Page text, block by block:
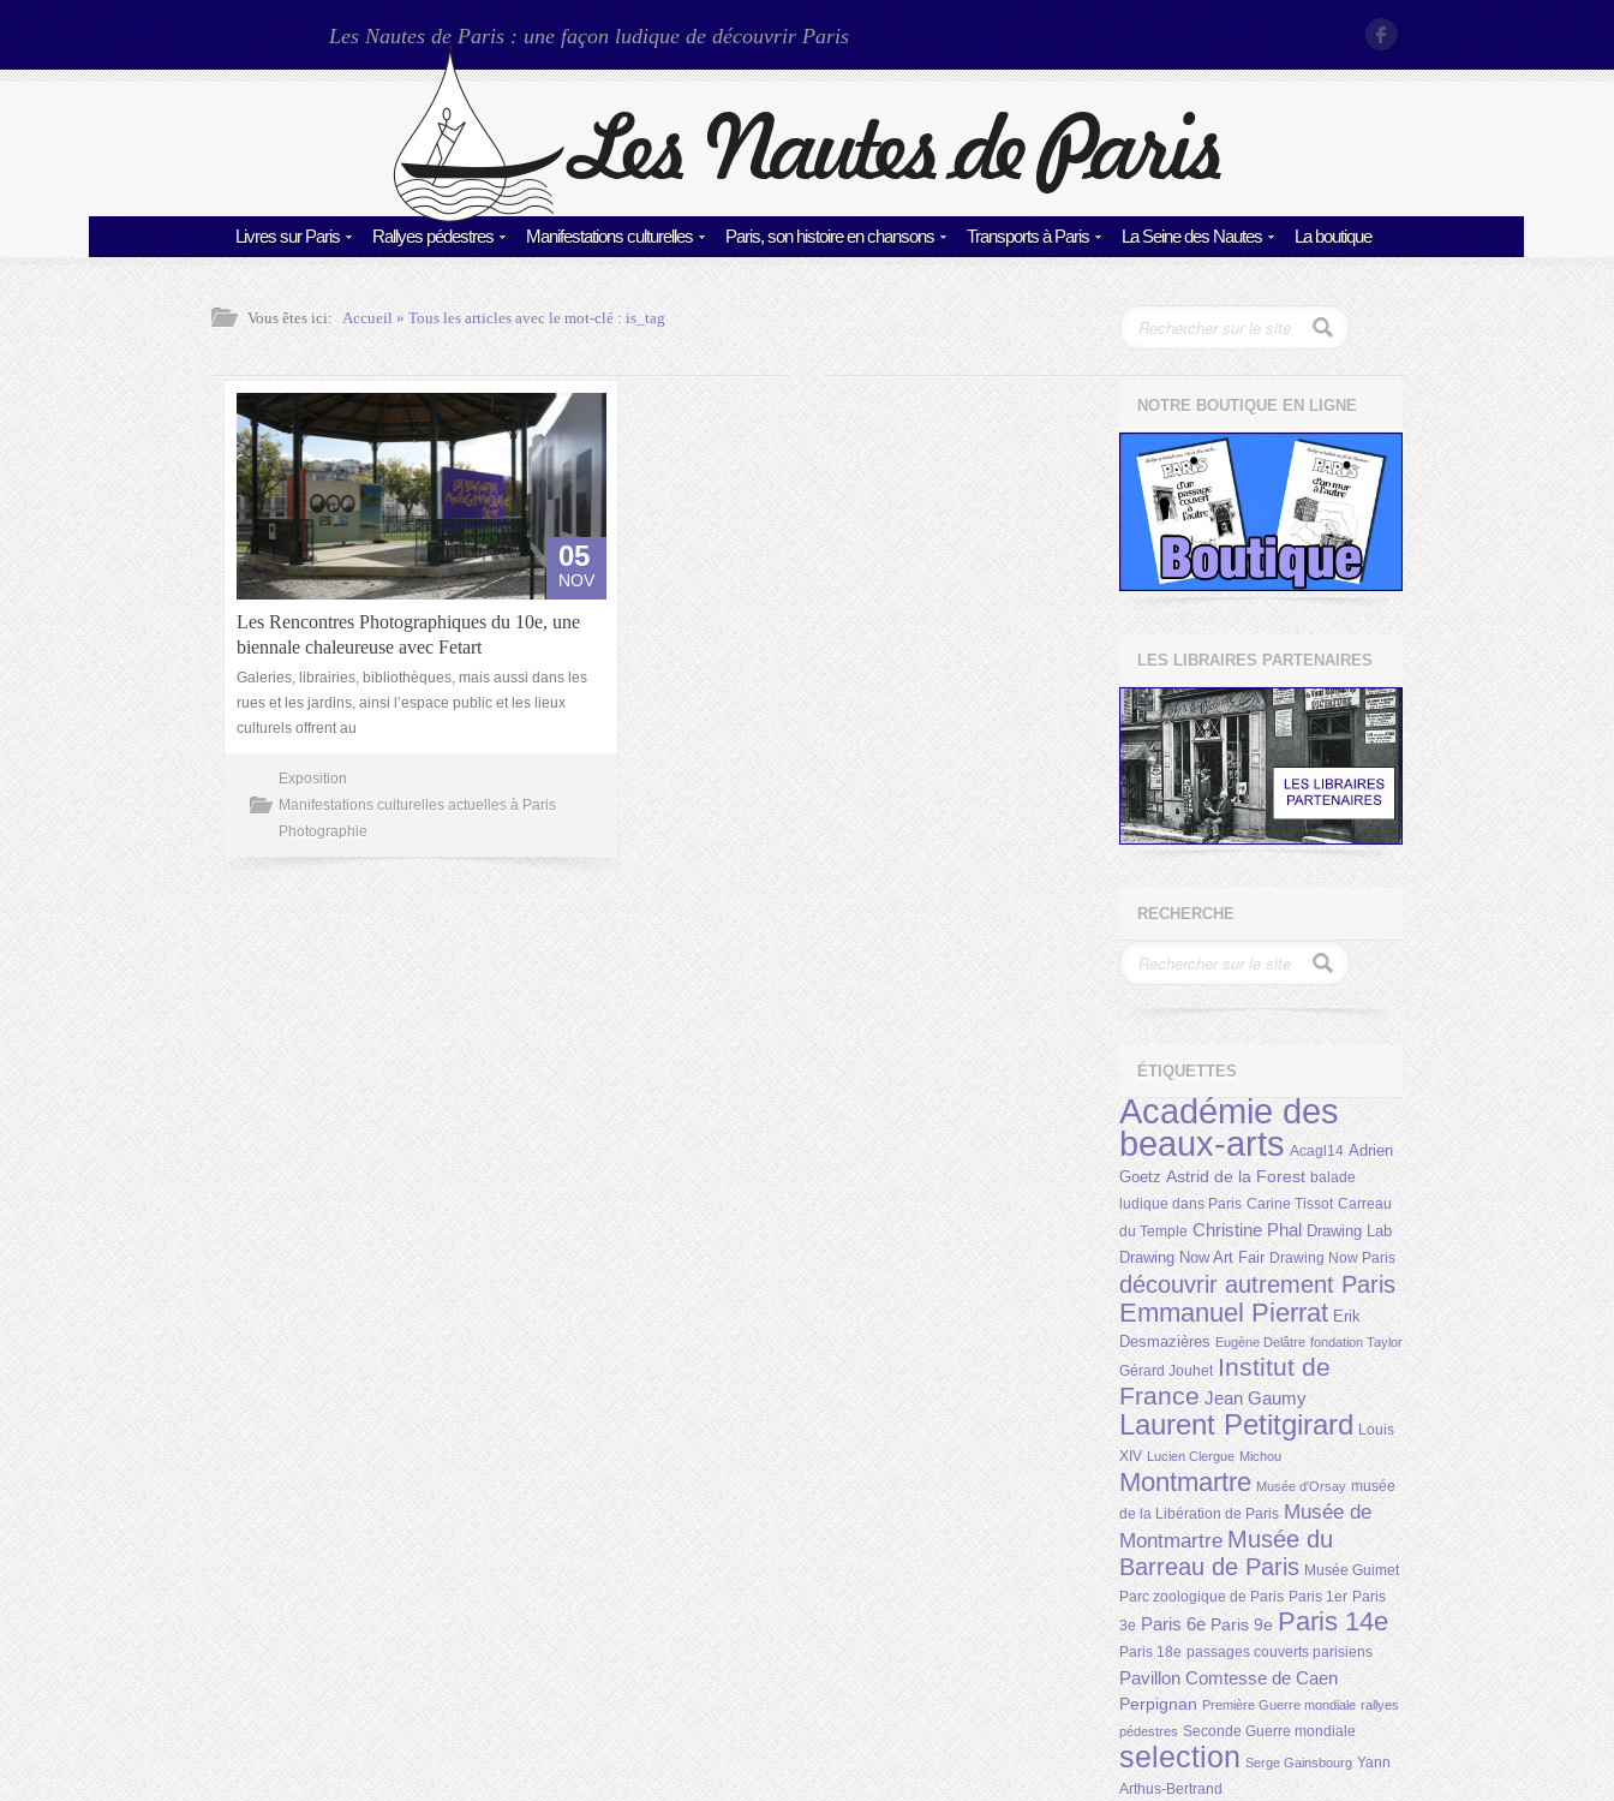
Les Nautes de Paris : une façon ludique de découvrir Paris
Livres sur Paris Rallyes pédestres Manifestations culturelles Paris, son histoire en chansons Transports à Paris La Seine des Nautes La boutique
Vous êtes ici: Accueil» Tous les articles avec le mot-clé :is_tag
05
NOV
Les Rencontres Photographiques du 10e, une
biennale chaleureuse avec Fetart
Galeries, librairies, bibliothèques, mais aussi dans les
rues et les jardins, ainsi l’espace public et les lieux
culturels offrent au
Exposition
Manifestations culturelles actuelles à Paris
Photographie
NOTRE BOUTIQUE EN LIGNE
LES LIBRAIRES PARTENAIRES
RECHERCHE
ÉTIQUETTES
Académie des
beaux-arts Acagl14 Adrien
Goetz Astrid de la Forest balade
ludique dans Paris Carine Tissot Carreau
du Temple Christine Phal Drawing Lab
Drawing Now Art Fair Drawing Now Paris
découvrir autrement Paris
Emmanuel Pierrat Erik
Desmazières Eugène Delâtre fondation Taylor
Gérard Jouhet Institut de
France Jean Gaumy
Laurent Petitgirard Louis
XIV Lucien Clergue Michou
Montmartre Musée d'Orsay musée
de la Libération de Paris Musée de
Montmartre Musée du
Barreau de Paris Musée Guimet
Parc zoologique de Paris Paris 1er Paris
3e Paris 6e Paris 9e Paris 14e
Paris 18e passages couverts parisiens
Pavillon Comtesse de Caen
Perpignan Première Guerre mondiale rallyes
pédestres Seconde Guerre mondiale
selection Serge Gainsbourg Yann
Arthus-Bertrand